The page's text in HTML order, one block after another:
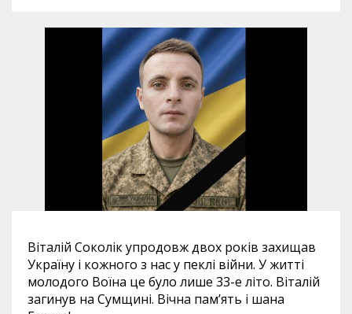
Віталій Соколік упродовж двох років захищав
Україну і кожного з нас у пеклі війни. У житті
молодого Воїна це було лише 33-е літо. Віталій
загинув на Сумщині. Вічна пам’ять і шана